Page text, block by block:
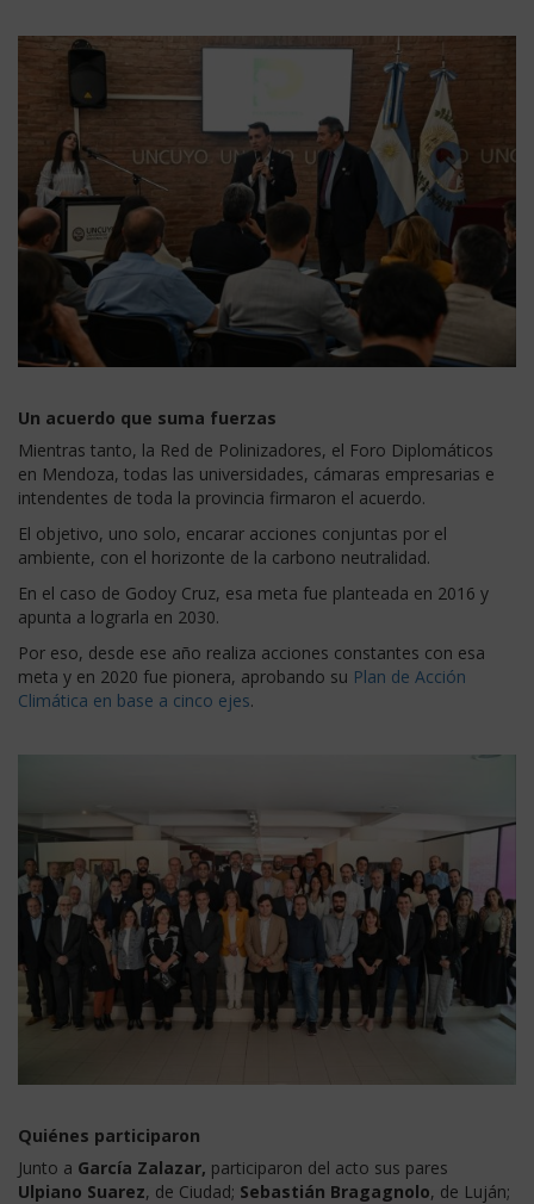
Un acuerdo que suma fuerzas
Mientras tanto, la Red de Polinizadores, el Foro Diplomáticos
en Mendoza, todas las universidades, cámaras empresarias e
intendentes de toda la provincia firmaron el acuerdo.
El objetivo, uno solo, encarar acciones conjuntas por el
ambiente, con el horizonte de la carbono neutralidad.
En el caso de Godoy Cruz, esa meta fue planteada en 2016 y
apunta a lograrla en 2030.
Por eso, desde ese año realiza acciones constantes con esa
meta y en 2020 fue pionera, aprobando su Plan de Acción
Climática en base a cinco ejes.
Quiénes participaron
Junto a García Zalazar, participaron del acto sus pares
Ulpiano Suarez, de Ciudad; Sebastián Bragagnolo, de Luján;